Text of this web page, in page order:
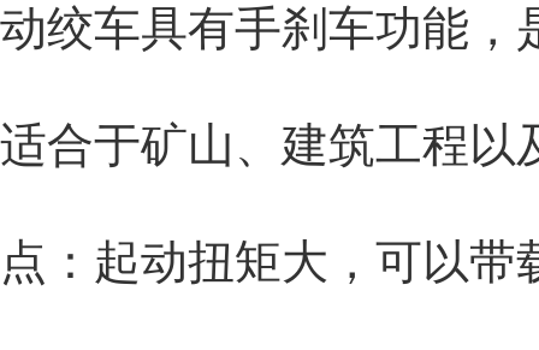
动绞车具有手刹车功能，
适合于矿山、建筑工程以
点：起动扭矩大，可以